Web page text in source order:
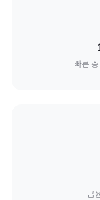
빠른
금